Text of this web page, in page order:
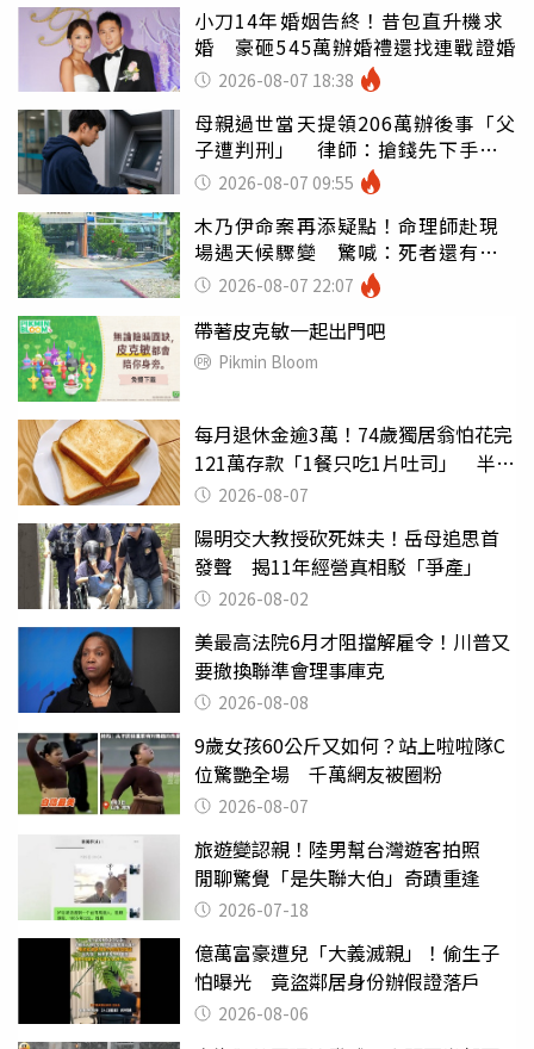
小刀14年婚姻告終！昔包直升機求
婚 豪砸545萬辦婚禮還找連戰證婚
2026-08-07 18:38
母親過世當天提領206萬辦後事「父
子遭判刑」 律師：搶錢先下手是
罪 2026-08-07 09:55
木乃伊命案再添疑點！命理師赴現
場遇天候驟變 驚喊：死者還有冤
屈 2026-08-07 22:07
帶著皮克敏一起出門吧
Pikmin Bloom
每月退休金逾3萬！74歲獨居翁怕花完
121萬存款「1餐只吃1片吐司」 半年
後暴瘦嚇壞女兒
2026-08-07
陽明交大教授砍死妹夫！岳母追思首
發聲 揭11年經營真相駁「爭產」
2026-08-02
美最高法院6月才阻擋解雇令！川普又
要撤換聯準會理事庫克
2026-08-08
9歲女孩60公斤又如何？站上啦啦隊C
位驚艷全場 千萬網友被圈粉
2026-08-07
旅遊變認親！陸男幫台灣遊客拍照
閒聊驚覺「是失聯大伯」奇蹟重逢
2026-07-18
億萬富豪遭兒「大義滅親」！偷生子
怕曝光 竟盜鄰居身份辦假證落戶
2026-08-06